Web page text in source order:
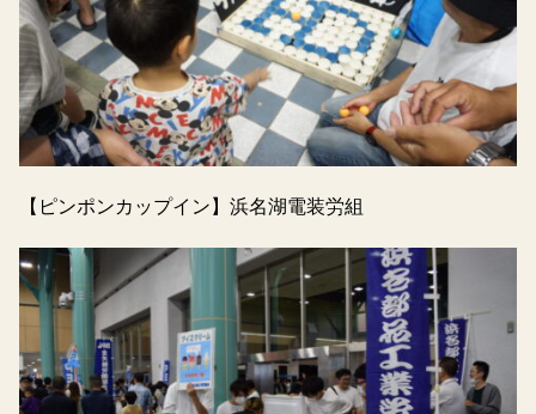
【ピンポンカップイン】浜名湖電装労組